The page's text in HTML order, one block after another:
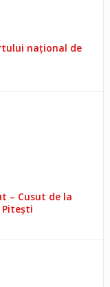
național de
– Cusut de la
Pitești